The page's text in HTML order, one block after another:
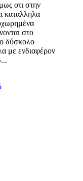
οτι στην
καταλληλα
στο
δύσκολο
με ενδιαφέρον